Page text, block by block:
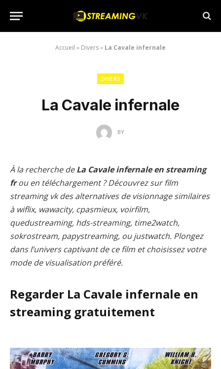
Accueil » Divers» La Cavale infernale
DIVERS
La Cavale infernale
BY
À la recherche deLa Cavale infernale en streaming
frou en téléchargement ? Découvrez sur film
streaming vk des alternatives de visionnage similaires
à wiflix, wawacity, cpasmieux, voirfilm,
quedustreaming, hds-streaming, time2watch,
sokrostream, papystreaming, ou justwatch. Plongez
dans l’univers captivant de ce film et choisissez votre
mode de visualisation préféré.
Regarder La Cavale infernale en
streaming gratuitement